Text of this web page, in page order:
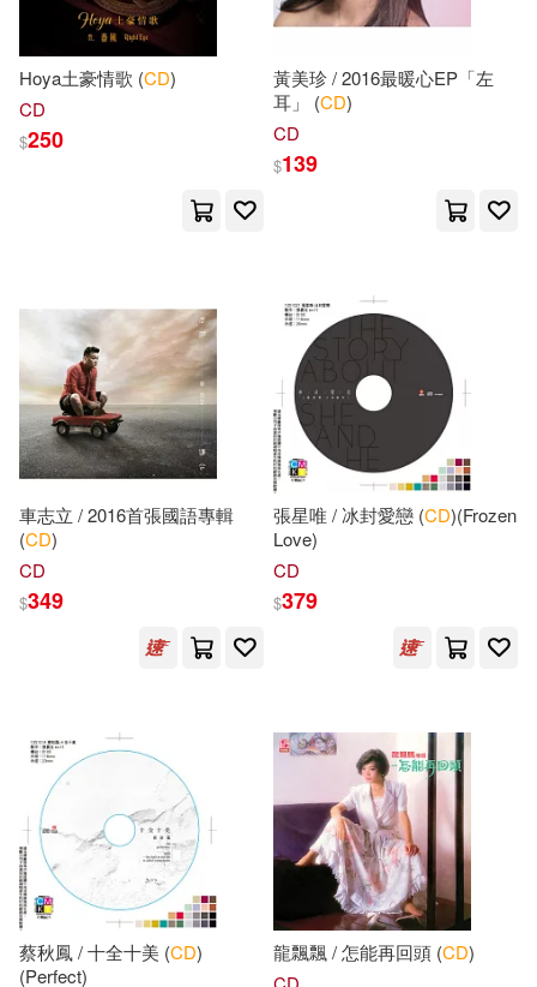
Pimsleur(32)
Susan (NRT)(32)
《講透教材》編寫組主編(32)
外研社兒童發展中心編(32)
洪啟嵩(32) Kalman(31)
任琪(31) Bobbie(30)
Johnson(30)
極楽(30) Helen(29)
mignet(29)
「天路公考」專家團隊(29)
中公教育特崗教師招聘考試研究院
湖南美術出版社(191)
中國經濟出版社(186)
西安交通大學出版社(186)
中國中醫藥出版社(183)
教育部國民及學前教育署(179)
開明出版社(176)
中南大學出版社(173)
Hoya土豪情歌 (CD)
CD
$250
黃美珍 / 2016最暖心EP「左
耳」 (CD)
CD
$139
車志立 / 2016首張國語專輯
(CD)
CD
$349
張星唯 / 冰封愛戀 (CD)(Frozen
Love)
CD
$379
蔡秋鳳 / 十全十美 (CD)
(Perfect)
龍飄飄 / 怎能再回頭 (CD)